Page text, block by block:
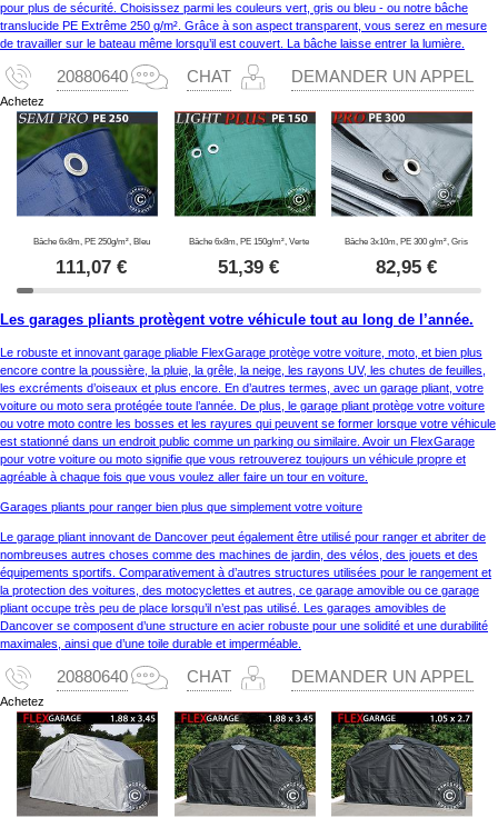
pour plus de sécurité. Choisissez parmi les couleurs vert, gris ou bleu - ou notre bâche
translucide PE Extrême 250 g/m². Grâce à son aspect transparent, vous serez en mesure
de travailler sur le bateau même lorsqu’il est couvert. La bâche laisse entrer la lumière.
20880640 CHAT DEMANDER UN APPEL
Achetez
Bâche 6x8m, PE 250g/m², Bleu
111,07 €
Bâche 6x8m, PE 150g/m², Verte
51,39 €
Bâche 3x10m, PE 300 g/m², Gris
82,95 €
Les garages pliants protègent votre véhicule tout au long de l’année.
Le robuste et innovant garage pliable FlexGarage protège votre voiture, moto, et bien plus
encore contre la poussière, la pluie, la grêle, la neige, les rayons UV, les chutes de feuilles,
les excréments d’oiseaux et plus encore. En d’autres termes, avec un garage pliant, votre
voiture ou moto sera protégée toute l’année. De plus, le garage pliant protège votre voiture
ou votre moto contre les bosses et les rayures qui peuvent se former lorsque votre véhicule
est stationné dans un endroit public comme un parking ou similaire. Avoir un FlexGarage
pour votre voiture ou moto signifie que vous retrouverez toujours un véhicule propre et
agréable à chaque fois que vous voulez aller faire un tour en voiture.
Garages pliants pour ranger bien plus que simplement votre voiture
Le garage pliant innovant de Dancover peut également être utilisé pour ranger et abriter de
nombreuses autres choses comme des machines de jardin, des vélos, des jouets et des
équipements sportifs. Comparativement à d’autres structures utilisées pour le rangement et
la protection des voitures, des motocyclettes et autres, ce garage amovible ou ce garage
pliant occupe très peu de place lorsqu’il n’est pas utilisé. Les garages amovibles de
Dancover se composent d’une structure en acier robuste pour une solidité et une durabilité
maximales, ainsi que d’une toile durable et imperméable.
20880640 CHAT DEMANDER UN APPEL
Achetez